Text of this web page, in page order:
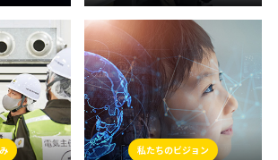
私たちのビジョン